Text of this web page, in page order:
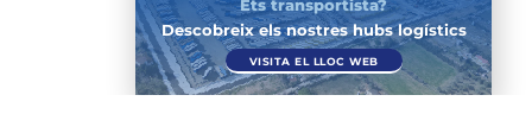
de les mercaderies
Ets transportista?
Descobreix els nostres hubs logístics
VISITA EL LLOC WEB